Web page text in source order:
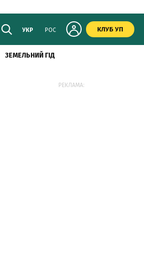
УКР РОС КЛУБ УП
ЗЕМЕЛЬНИЙ ГІД
РЕКЛАМА: